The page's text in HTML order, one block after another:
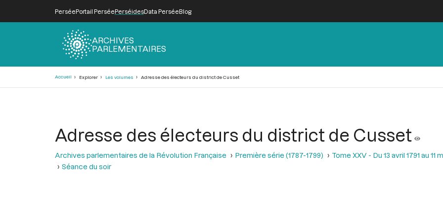
PerséePortail PerséePerséidesData PerséeBlog
ARCHIVES
PARLEMENTAIRES
Accueil Explorer Les volumes Adresse des électeurs du district de Cusset
Adresse des électeurs du district de Cusset
Archives parlementaires de la Révolution Française Première série (1787-1799) Tome XXV - Du 13 avril 1791 au 11
Séance du soir